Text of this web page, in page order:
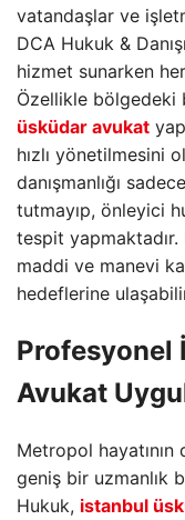
vatandaşlar ve
DCA Hukuk &
hizmet sunarken
Özellikle bölgedeki
üsküdar avukat
hızlı yönetilmesini
danışmanlığı
tutmayıp, önleyici
tespit
maddi ve manevi
hedeflerine
Profesyonel
Avukat
Metropol hayatının
geniş bir uzmanlık
Hukuk, istanbul